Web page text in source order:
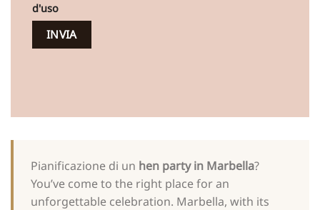
d'uso
Pianificazione di un hen party in Marbella?
You’ve come to the right place for an
unforgettable celebration. Marbella, with its